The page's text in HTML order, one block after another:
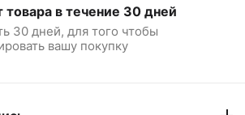
товара в течение 30 дней
30 дней, для того чтобы
вашу покупку